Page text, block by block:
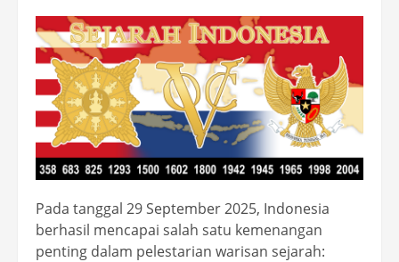
Pada tanggal 29 September 2025, Indonesia
berhasil mencapai salah satu kemenangan
penting dalam pelestarian warisan sejarah: